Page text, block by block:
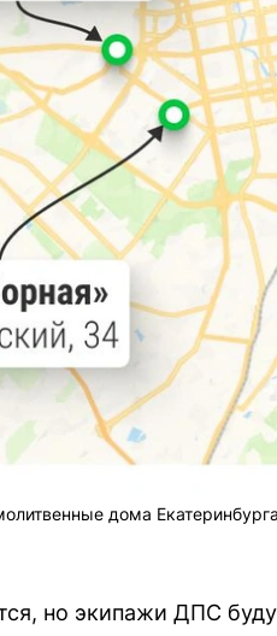
дома Екатеринбурга
но экипажи ДПС